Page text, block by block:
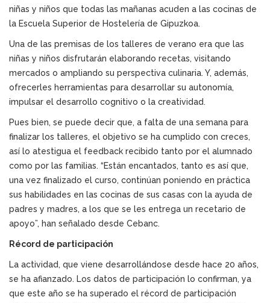
niñas y niños que todas las mañanas acuden a las cocinas de
la Escuela Superior de Hostelería de Gipuzkoa.
Una de las premisas de los talleres de verano era que las
niñas y niños disfrutarán elaborando recetas, visitando
mercados o ampliando su perspectiva culinaria. Y, además,
ofrecerles herramientas para desarrollar su autonomía,
impulsar el desarrollo cognitivo o la creatividad.
Pues bien, se puede decir que, a falta de una semana para
finalizar los talleres, el objetivo se ha cumplido con creces,
así lo atestigua el feedback recibido tanto por el alumnado
como por las familias. “Están encantados, tanto es así que,
una vez finalizado el curso, continúan poniendo en práctica
sus habilidades en las cocinas de sus casas con la ayuda de
padres y madres, a los que se les entrega un recetario de
apoyo”, han señalado desde Cebanc.
Récord de participación
La actividad, que viene desarrollándose desde hace 20 años,
se ha afianzado. Los datos de participación lo confirman, ya
que este año se ha superado el récord de participación